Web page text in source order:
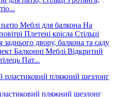
Балконні Меблі Відкритий
Пат...
пляжний шезлонг